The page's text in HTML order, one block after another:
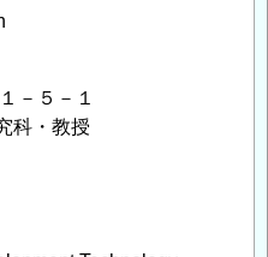
－５－１
科・教授